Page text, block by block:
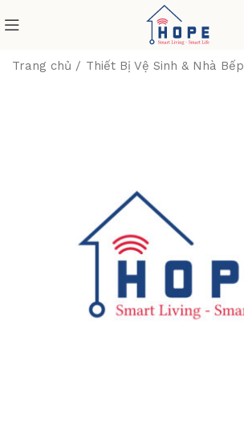
Trang chủ Thiết Bị Vệ Sinh & Nhà Bếp